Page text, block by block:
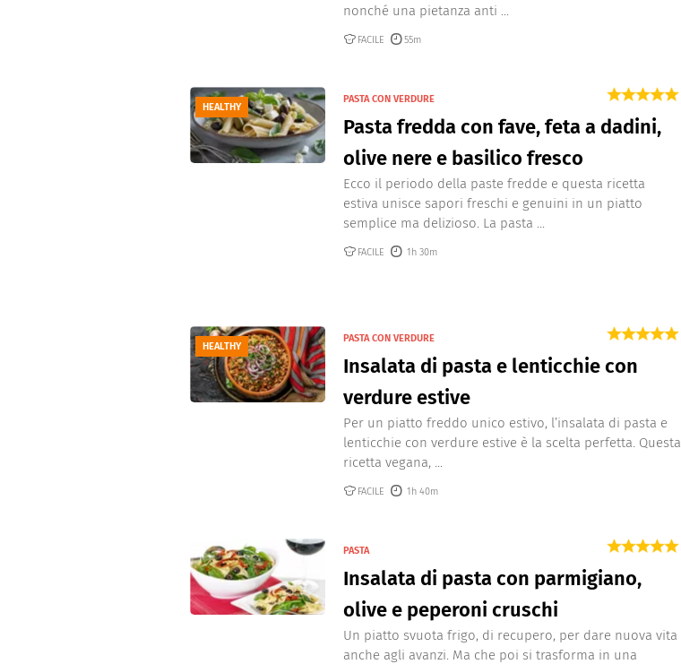
nonché una pietanza anti ...
FACILE 55m
HEALTHY
PASTA CON VERDURE
Pasta fredda con fave, feta a dadini,
olive nere e basilico fresco
Ecco il periodo della paste fredde e questa ricetta
estiva unisce sapori freschi e genuini in un piatto
semplice ma delizioso. La pasta ...
FACILE 1h 30m
HEALTHY
PASTA CON VERDURE
Insalata di pasta e lenticchie con
verdure estive
Per un piatto freddo unico estivo, l’insalata di pasta e
lenticchie con verdure estive è la scelta perfetta. Questa
ricetta vegana, ...
FACILE 1h 40m
PASTA
Insalata di pasta con parmigiano,
olive e peperoni cruschi
Un piatto svuota frigo, di recupero, per dare nuova vita
anche agli avanzi. Ma che poi si trasforma in una